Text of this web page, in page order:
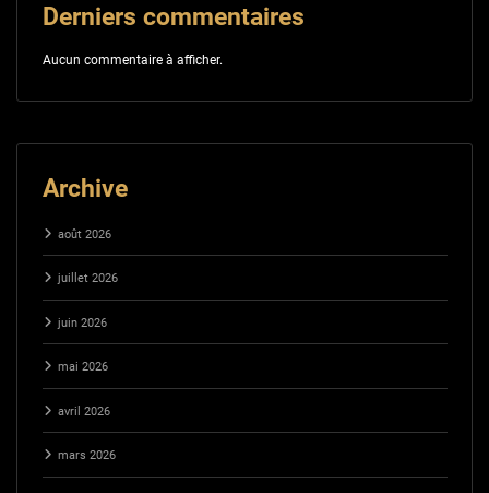
Derniers commentaires
Aucun commentaire à afficher.
Archive
août 2026
juillet 2026
juin 2026
mai 2026
avril 2026
mars 2026